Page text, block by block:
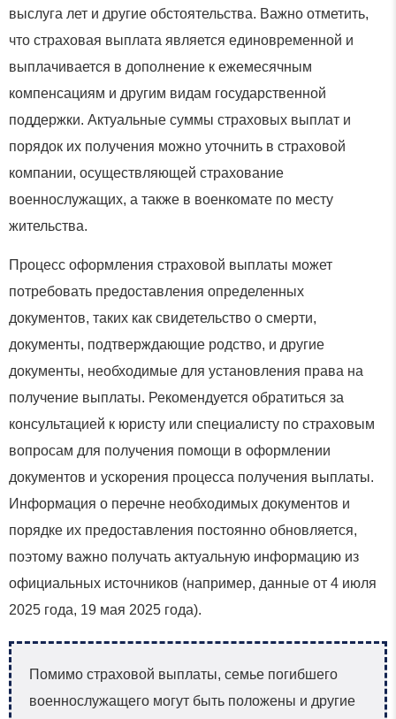
выслуга лет и другие обстоятельства. Важно отметить,
что страховая выплата является единовременной и
выплачивается в дополнение к ежемесячным
компенсациям и другим видам государственной
поддержки. Актуальные суммы страховых выплат и
порядок их получения можно уточнить в страховой
компании, осуществляющей страхование
военнослужащих, а также в военкомате по месту
жительства.
Процесс оформления страховой выплаты может
потребовать предоставления определенных
документов, таких как свидетельство о смерти,
документы, подтверждающие родство, и другие
документы, необходимые для установления права на
получение выплаты. Рекомендуется обратиться за
консультацией к юристу или специалисту по страховым
вопросам для получения помощи в оформлении
документов и ускорения процесса получения выплаты.
Информация о перечне необходимых документов и
порядке их предоставления постоянно обновляется,
поэтому важно получать актуальную информацию из
официальных источников (например, данные от 4 июля
2025 года, 19 мая 2025 года).
Помимо страховой выплаты, семье погибшего
военнослужащего могут быть положены и другие